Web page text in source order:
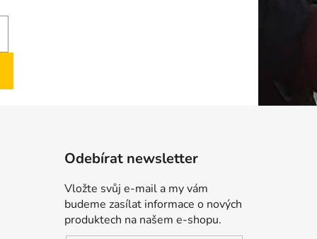
Odebírat newsletter
Vložte svůj e-mail a my vám
budeme zasílat informace o nových
produktech na našem e-shopu.